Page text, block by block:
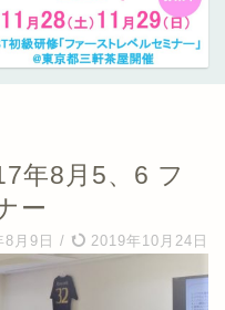
年8月5、6 フ
ー
8月9日 / 2019年10月24日